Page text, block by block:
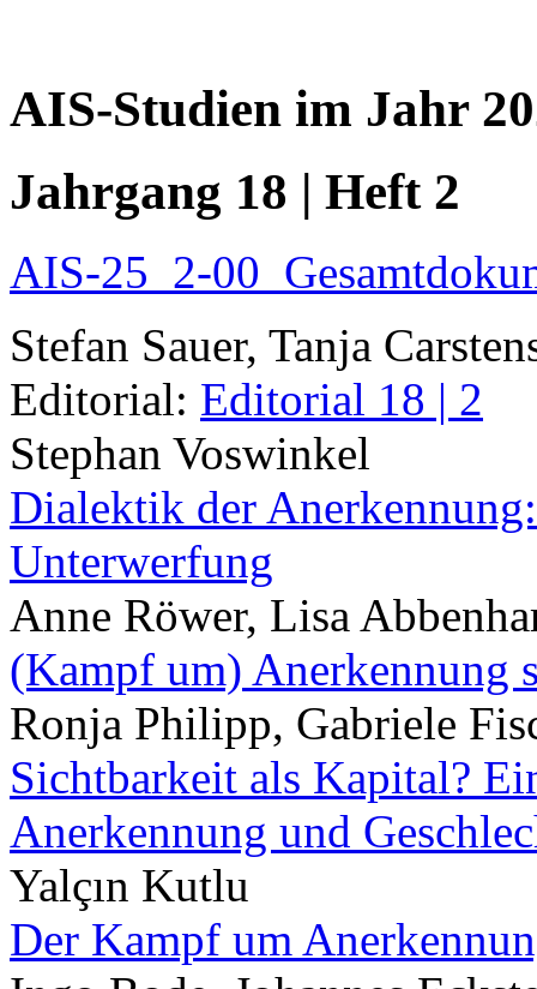
AIS-Studien im Jahr
Jahrgang 18 | Heft 2
AIS-25_2-
Stefan Sauer, Tanja
Editorial: Editorial 18 | 2
Stephan Voswinkel
Dialektik der
Unterwerfung
Anne Röwer, Lisa
(Kampf um) Anerkennung
Ronja Philipp, Gabriele
Sichtbarkeit als Kapital?
Anerkennung und
Yalçın Kutlu
Der Kampf um